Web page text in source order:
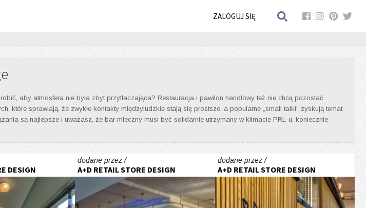
ZALOGUJ SIĘ
aby atmosfera nie była zbyt przytłaczająca? Restauracja i pawilon handlowy też nie chcą pozostać
które sprawiają, że zwykłe kontakty międzyludzkie stają się prostsze, a popularne „small talki” zyskują temat
są najlepsze i uważasz, że bar mleczny musi być solidarnie utrzymany w klimacie PRL-u, koniecznie
DESIGN
dodane przez /
A+D RETAIL STORE DESIGN
dodane przez /
A+D RETAIL STORE DESIGN